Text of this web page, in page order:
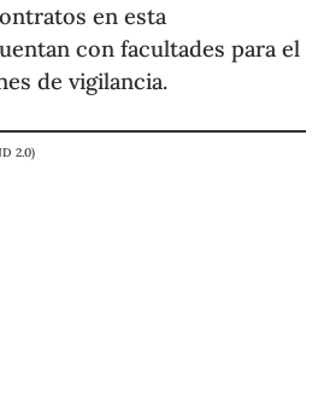
en esta
con facultades para el
de vigilancia.
2.0)